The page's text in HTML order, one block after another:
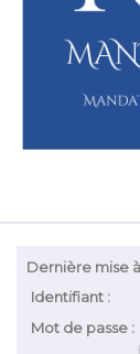
Dernière mise
Identifiant :
Mot de passe :